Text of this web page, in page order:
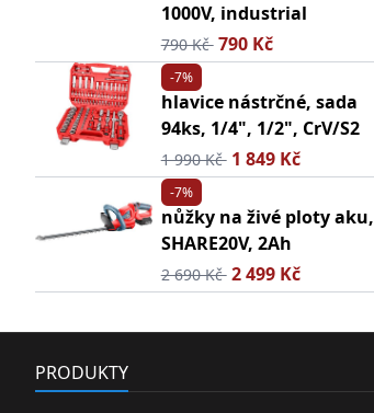
1000V, industrial
790 Kč 790 Kč
-7%
hlavice nástrčné, sada
94ks, 1/4", 1/2", CrV/S2
1 990 Kč 1 849 Kč
-7%
nůžky na živé ploty aku,
SHARE20V, 2Ah
2 690 Kč 2 499 Kč
PRODUKTY